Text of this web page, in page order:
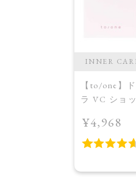
INNER
【to/one】
ラ VC ショ
¥4,968